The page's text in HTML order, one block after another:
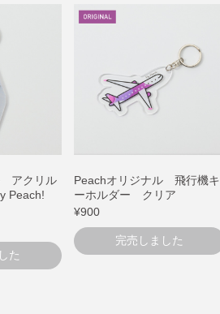
アクリル
Peach!
た
Peachオリジナル 飛行機キ
ーホルダー クリア
¥900
完売しました